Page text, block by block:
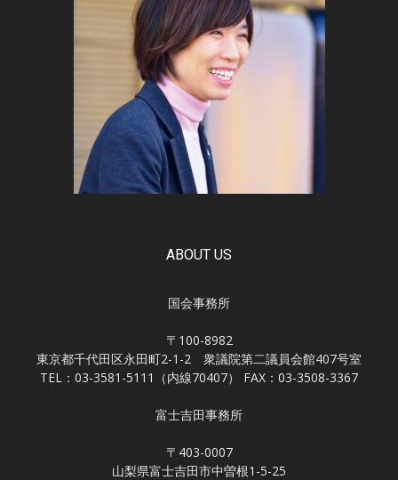
ABOUT US
国会事務所
〒100-8982
東京都千代田区永田町2-1-2 衆議院第二議員会館407号室
TEL：03-3581-5111（内線70407） FAX：03-3508-3367
富士吉田事務所
〒403-0007
山梨県富士吉田市中曽根1-5-25